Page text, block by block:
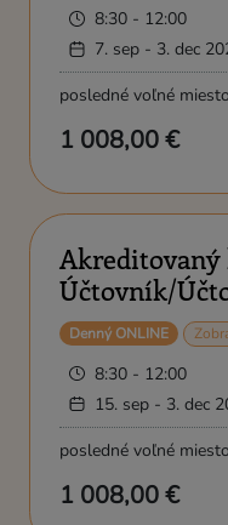
8:30 - 12:00
7. sep - 3. dec
posledné voľné miesto
1 008,00 €
Akreditovaný
Účtovník/
Denný ONLINE
8:30 - 12:00
15. sep - 3. dec
posledné voľné miesto
1 008,00 €